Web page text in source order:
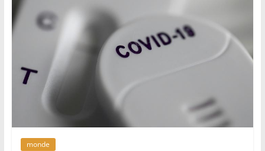
Déclaration de patrimoine :
L’Osidea appuie l’initiative de
l’Ofnac
monde